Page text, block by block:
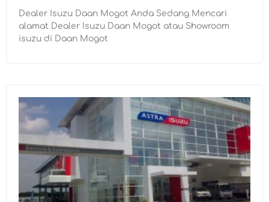
Dealer Isuzu Daan Mogot Anda Sedang Mencari
alamat Dealer Isuzu Daan Mogot atau Showroom
isuzu di Daan Mogot